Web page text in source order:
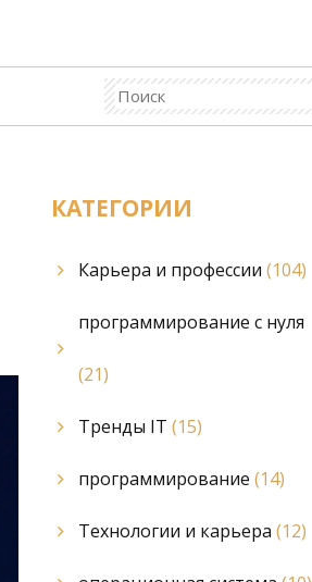
КАТЕГОРИИ
Карьера и профессии (104)
программирование с нуля
(21)
Тренды IT (15)
программирование (14)
Технологии и карьера (12)